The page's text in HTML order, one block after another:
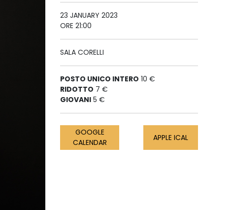
23 JANUARY 2023
ORE 21:00
SALA CORELLI
POSTO UNICO INTERO 10 €
RIDOTTO 7 €
GIOVANI 5 €
GOOGLE
CALENDAR
APPLE ICAL